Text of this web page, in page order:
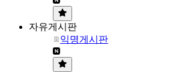
자유게시판
익명게시판